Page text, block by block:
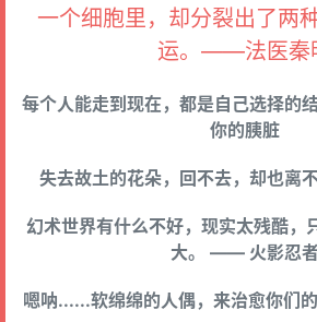
一个细胞里，却分裂出了两
运。——法医秦
每个人能走到现在，都是自己选择
你的胰脏
失去故土的花朵，回不去，却也
幻术世界有什么不好，现实太残酷，
大。 —— 火影忍
嗯呐......软绵绵的人偶，来治愈你们